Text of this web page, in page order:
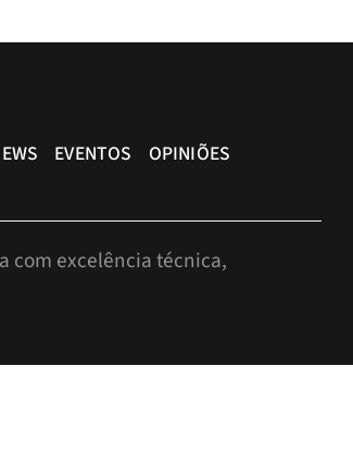
EVENTOS
OPINIÕES
com excelência técnica,